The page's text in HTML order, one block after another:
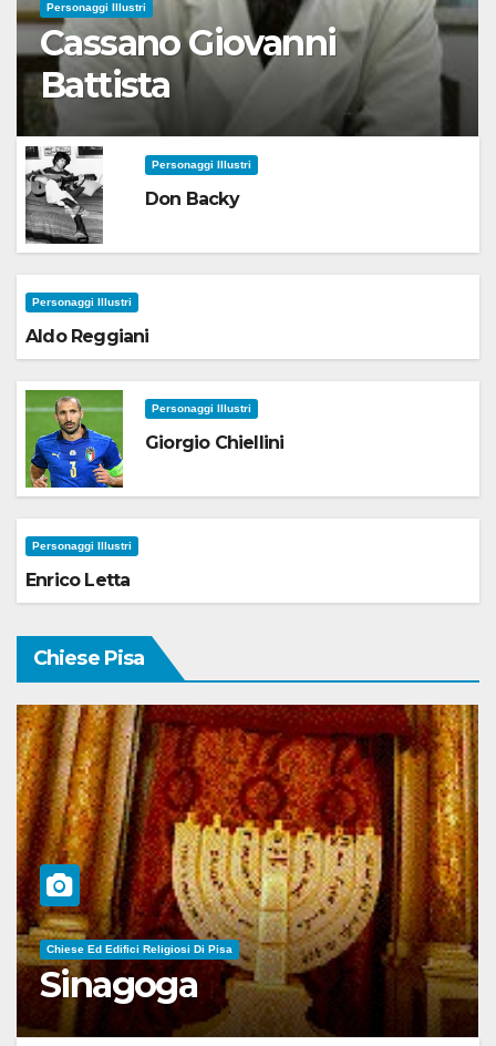
Personaggi Illustri
Cassano Giovanni
Battista
Personaggi Illustri
Don Backy
Personaggi Illustri
Aldo Reggiani
Personaggi Illustri
Giorgio Chiellini
Personaggi Illustri
Enrico Letta
Chiese Pisa
Chiese Ed Edifici Religiosi Di Pisa
Sinagoga